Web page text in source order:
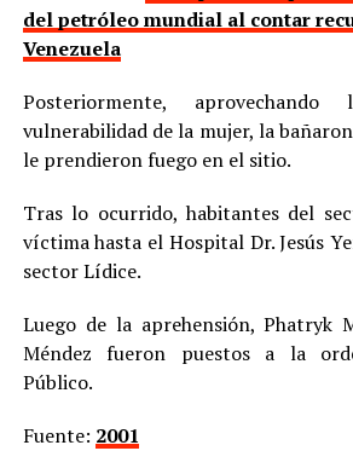
del petróleo mundial al contar
Venezuela
Posteriormente,
vulnerabilidad de la mujer, la
le prendieron fuego en el sitio.
Tras lo ocurrido, habitantes del
víctima hasta el Hospital Dr. Jesús
sector Lídice.
Luego de la aprehensión, Phatryk
Méndez fueron puestos a la
Público.
Fuente: 2001